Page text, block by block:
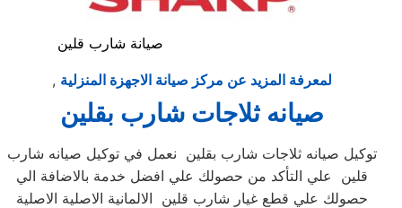
صيانة شارب قلين
, لمعرفة المزيد عن مركز صيانة الاجهزة المنزلية
صيانه ثلاجات شارب بقلين
توكيل صيانه ثلاجات شارب بقلين نعمل في توكيل صيانه شارب
قلين علي التأكد من حصولك علي افضل خدمة بالاضافة الي
حصولك علي قطع غيار شارب قلين الالمانية الاصلية الاصلية